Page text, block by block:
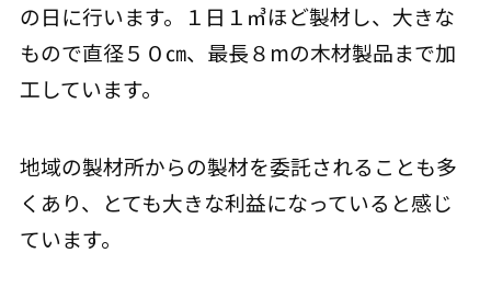
の日に行います。１日１㎥ほど製材し、大きな
もので直径５０㎝、最長８mの木材製品まで加
工しています。
地域の製材所からの製材を委託されることも多
くあり、とても大きな利益になっていると感じ
ています。